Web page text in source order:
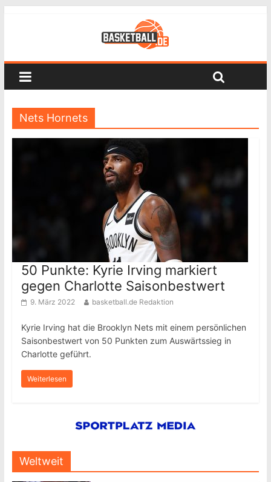
Nets Hornets
50 Punkte: Kyrie Irving markiert
gegen Charlotte Saisonbestwert
9. März 2022 basketball.de Redaktion
Kyrie Irving hat die Brooklyn Nets mit einem persönlichen
Saisonbestwert von 50 Punkten zum Auswärtssieg in
Charlotte geführt.
Weiterlesen
Weltweit